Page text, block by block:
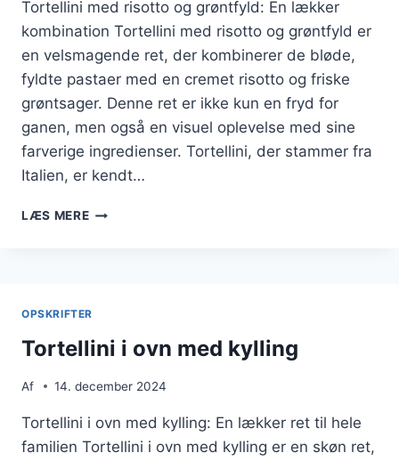
Tortellini med risotto og grøntfyld: En lækker
kombination Tortellini med risotto og grøntfyld er
en velsmagende ret, der kombinerer de bløde,
fyldte pastaer med en cremet risotto og friske
grøntsager. Denne ret er ikke kun en fryd for
ganen, men også en visuel oplevelse med sine
farverige ingredienser. Tortellini, der stammer fra
Italien, er kendt…
LÆS MERETORTELLINI
OPSKRIFTER
Tortellini i ovn med kylling
Af 14. december 2024
Tortellini i ovn med kylling: En lækker ret til hele
familien Tortellini i ovn med kylling er en skøn ret,